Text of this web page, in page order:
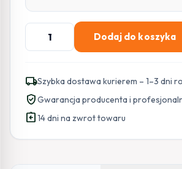
ilość
Zestaw
KUSTOS
ULTRA
BT
B40
Dodaj do koszyka
local_shippingSzybka dostawa kurierem – 1–3 dni
verified_userGwarancja producenta i
assignment_return14 dni na zwrot towaru